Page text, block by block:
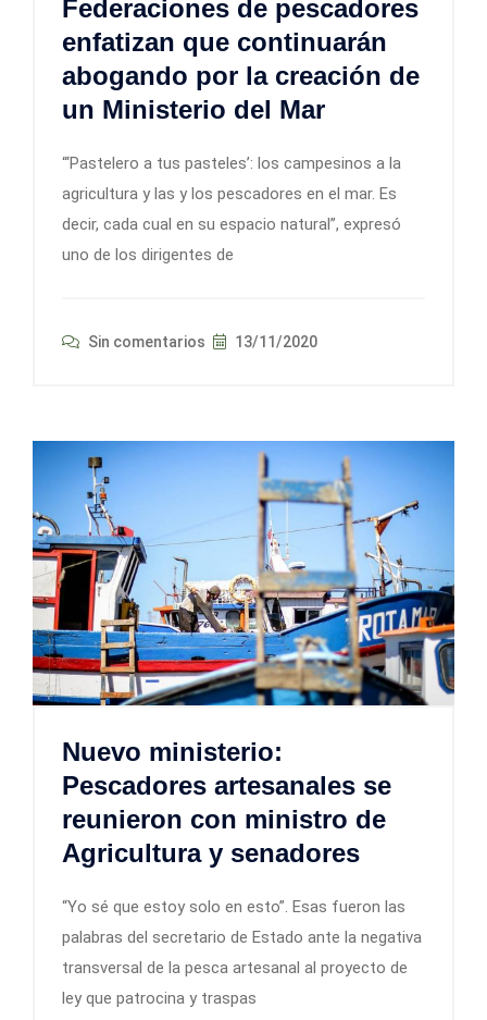
Federaciones de pescadores
enfatizan que continuarán
abogando por la creación de
un Ministerio del Mar
“‘Pastelero a tus pasteles’: los campesinos a la
agricultura y las y los pescadores en el mar. Es
decir, cada cual en su espacio natural”, expresó
uno de los dirigentes de
Sin comentarios 13/11/2020
Nuevo ministerio:
Pescadores artesanales se
reunieron con ministro de
Agricultura y senadores
“Yo sé que estoy solo en esto”. Esas fueron las
palabras del secretario de Estado ante la negativa
transversal de la pesca artesanal al proyecto de
ley que patrocina y traspas